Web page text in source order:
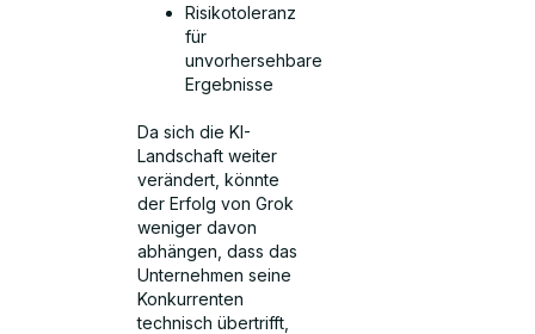
Risikotoleranz
für
unvorhersehbare
Ergebnisse
Da sich die KI-
Landschaft weiter
verändert, könnte
der Erfolg von Grok
weniger davon
abhängen, dass das
Unternehmen seine
Konkurrenten
technisch übertrifft,